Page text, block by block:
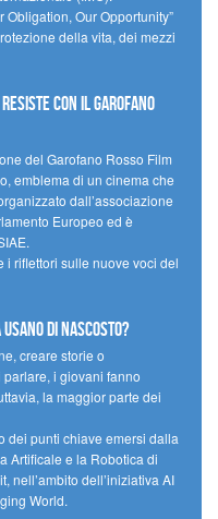
Obligation, Our Opportunity”
della vita, dei mezzi
con il Garofano
del Garofano Rosso Film
emblema di un cinema che
dall’associazione
Europeo ed è
i riflettori sulle nuove voci del
di nascosto?
creare storie o
i giovani fanno
la maggior parte dei
dei punti chiave emersi dalla
Artificale e la Robotica di
nell’ambito dell’iniziativa AI
World.